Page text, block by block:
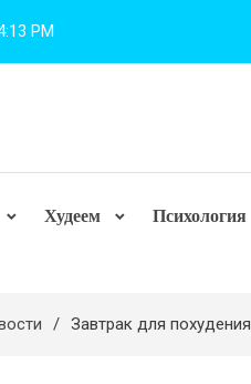
PM
Худеем Психология
Завтрак для похудения